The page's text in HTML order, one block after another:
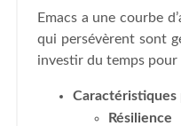
Emacs a une courbe
qui persévèrent sont
investir du temps pour
Caractéristiques
Résilience